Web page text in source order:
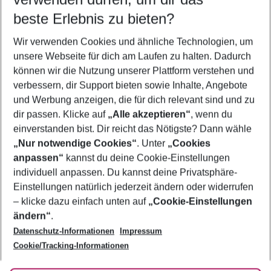
5-8 Nächte
2 Erwachsene Keine Kinder
Mehr Filter anzeigen
Footer
Footer navigation
Über uns
AGB
Bestpreisgarantie
Cookie-Einstellungen ändern
Cookie-Richtlinie
Agenturbetreuung
Barrierefreies Reisen
Folge uns
beste Erlebnis zu bieten?
Wir verwenden Cookies und ähnliche Technologien, um
unsere Webseite für dich am Laufen zu halten. Dadurch
können wir die Nutzung unserer Plattform verstehen und
verbessern, dir Support bieten sowie Inhalte, Angebote
und Werbung anzeigen, die für dich relevant sind und zu
dir passen. Klicke auf „Alle akzeptieren“, wenn du
einverstanden bist. Dir reicht das Nötigste? Dann wähle
„Nur notwendige Cookies“. Unter „Cookies
anpassen“ kannst du deine Cookie-Einstellungen
individuell anpassen. Du kannst deine Privatsphäre-
Einstellungen natürlich jederzeit ändern oder widerrufen
– klicke dazu einfach unten auf „Cookie-Einstellungen
ändern“.
Datenschutz-Informationen
Impressum
Cookie/Tracking-Informationen